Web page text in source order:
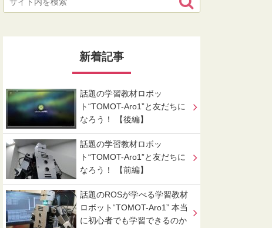
新着記事
話題の学習教材ロボッ
ト“TOMOT-Aro1”と友だちに
なろう！ 【後編】
話題の学習教材ロボッ
ト“TOMOT-Aro1”と友だちに
なろう！ 【前編】
話題のROSが学べる学習教材
ロボット“TOMOT-Aro1” 本当
に初心者でも学習できるのか